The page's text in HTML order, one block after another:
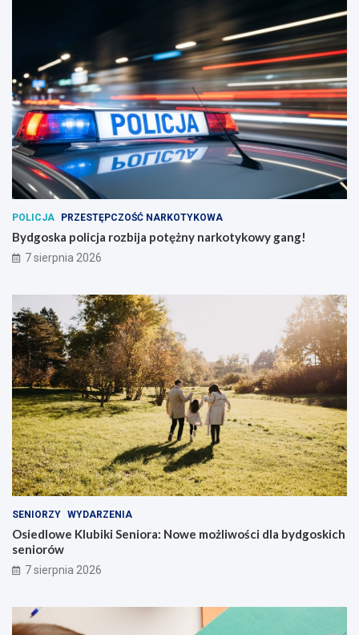
POLICJA PRZESTĘPCZOŚĆ NARKOTYKOWA
Bydgoska policja rozbija potężny narkotykowy gang!
7 sierpnia 2026
SENIORZY WYDARZENIA
Osiedlowe Klubiki Seniora: Nowe możliwości dla bydgoskich
seniorów
7 sierpnia 2026